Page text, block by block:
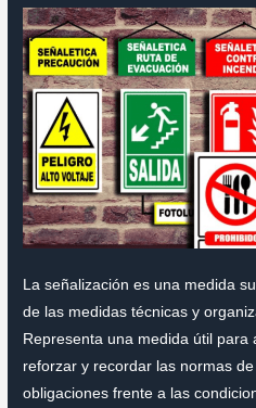
La señalización es una medida
de las medidas técnicas y
Representa una medida útil para
reforzar y recordar las normas
obligaciones frente a las